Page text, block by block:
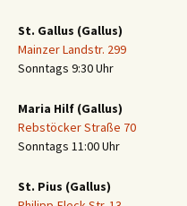
St. Gallus (Gallus)
Mainzer Landstr. 299
Sonntags 9:30 Uhr
Maria Hilf (Gallus)
Rebstöcker Straße 70
Sonntags 11:00 Uhr
St. Pius (Gallus)